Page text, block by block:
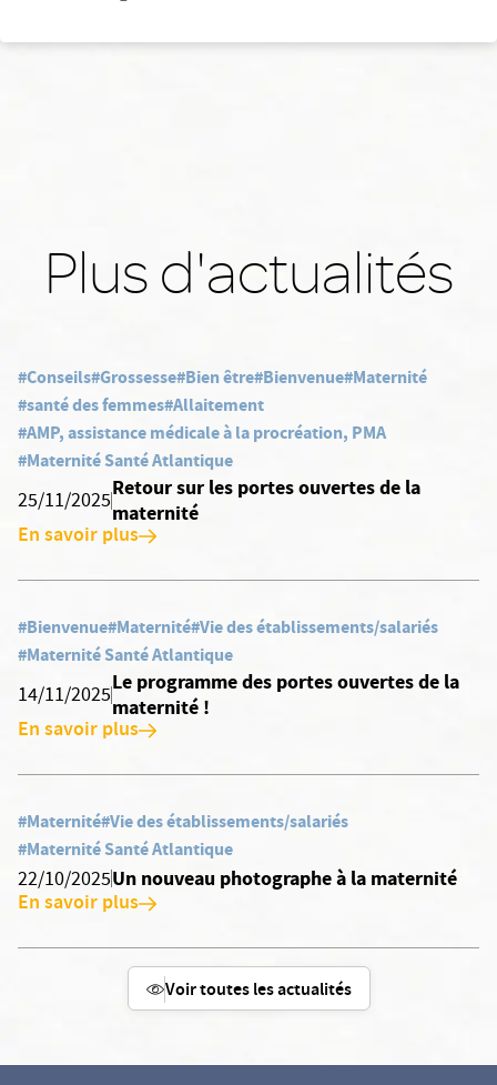
Plus d'actualités
#Conseils#Grossesse#Bien être#Bienvenue#Maternité
#santé des femmes#Allaitement
#AMP, assistance médicale à la procréation, PMA
#Maternité Santé Atlantique
25/11/2025
Retour sur les portes ouvertes de la
maternité
En savoir plus
#Bienvenue#Maternité#Vie des établissements/salariés
#Maternité Santé Atlantique
14/11/2025
Le programme des portes ouvertes de la
maternité !
En savoir plus
#Maternité#Vie des établissements/salariés
#Maternité Santé Atlantique
22/10/2025Un nouveau photographe à la maternité
En savoir plus
Voir toutes les actualités